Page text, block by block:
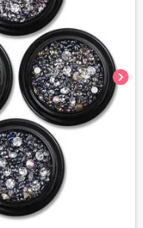
chevron_right